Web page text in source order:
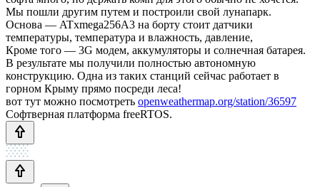
Мы пошли другим путем и построили свой лунапарк.
Основа — ATxmega256A3 на борту стоит датчики
температуры, температура и влажность, давление,
Кроме того — 3G модем, аккумуляторы и солнечная батарея.
В результате мы получили полностью автономную
конструкцию. Одна из таких станций сейчас работает в
горном Крыму прямо посреди леса!
вот тут можно посмотреть openweathermap.org/station/36597
Софтверная платформа freeRTOS.